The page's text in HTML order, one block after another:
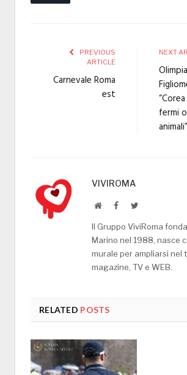
PREVIOUS
ARTICLE
Carnevale Roma
est
NEXT
fermi
VIVIROMA
WebsiteFacebookTwitter
Il Gruppo ViviRoma
Marino nel 1988, nasce
murale per ampliarsi nel
magazine, TV e WEB.
RELATED POSTS